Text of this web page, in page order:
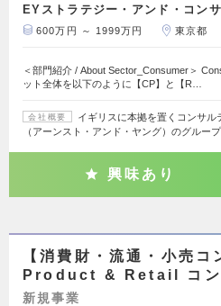
EYストラテジー・アンド・コン
600万円 ～ 1999万円 東京都
＜部門紹介 / About Sector_Consumer＞
ット全体を以下のように【CP】と【R…
会社概要
イギリスに本拠を置くコンサル
（アーンスト・アンド・ヤング）のグルー
興味あり
【消費財・流通・小売
Product & Retail コン
新規事業